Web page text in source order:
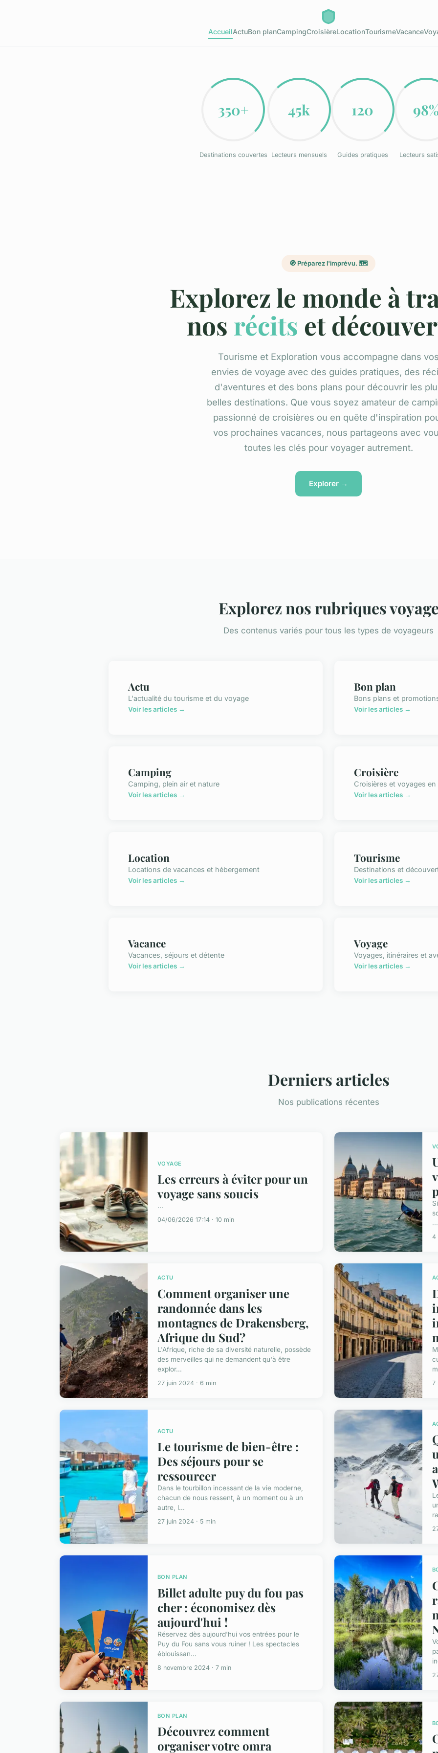
AccueilActuBon planCampingCroisièreLocationTourismeVacance
350+
Destinations couvertes
45k
Lecteurs mensuels
120
Guides pratiques Lecteurs
🧭 Préparez l'imprévu. 🗺️
Explorez le monde à
nos récits et
Tourisme et Exploration vous accompagne dans
envies de voyage avec des guides pratiques, des
d'aventures et des bons plans pour découvrir les
belles destinations. Que vous soyez amateur de
passionné de croisières ou en quête d'inspiration
vos prochaines vacances, nous partageons avec
toutes les clés pour voyager autrement.
Explorer →
Explorez nos rubriques
Des contenus variés pour tous les types de voyageurs
Actu
L'actualité du tourisme et du voyage
Voir les articles →
Bon plan
Bons plans et
Voir les articles →
Camping
Camping, plein air et nature
Voir les articles →
Croisière
Croisières et voyages en
Voir les articles →
Location
Locations de vacances et hébergement
Voir les articles →
Tourisme
Destinations et
Voir les articles →
Vacance
Vacances, séjours et détente
Voir les articles →
Voyage
Voyages, itinéraires et
Voir les articles →
Derniers articles
Nos publications récentes
VOYAGE
Les erreurs à éviter pour un
voyage sans soucis
...
04/06/2026 17:14 · 10 min
...
4
ACTU
Comment organiser une
randonnée dans les
montagnes de Drakensberg,
Afrique du Sud?
L'Afrique, riche de sa diversité naturelle, possède
des merveilles qui ne demandent qu'à être
explor...
27 juin 2024 · 6 min 7
ACTU
Le tourisme de bien-être :
Des séjours pour se
ressourcer
Dans le tourbillon incessant de la vie moderne,
chacun de nous ressent, à un moment ou à un
autre, l...
27 juin 2024 · 5 min
BON PLAN
Billet adulte puy du fou pas
cher : économisez dès
aujourd'hui !
Réservez dès aujourd'hui vos entrées pour le
Puy du Fou sans vous ruiner ! Les spectacles
éblouissan...
8 novembre 2024 · 7 min
BON PLAN
Découvrez comment
organiser votre omra